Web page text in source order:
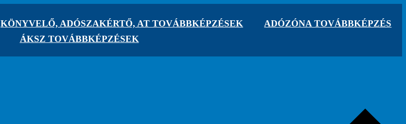
KÖNYVELŐ, ADÓSZAKÉRTŐ, AT TOVÁBBKÉPZÉSEK
ADÓZÓNA TOVÁBBKÉPZÉS
ÁKSZ TOVÁBBKÉPZÉSEK